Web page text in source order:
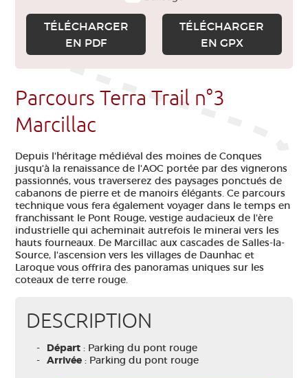
TÉLÉCHARGER
EN PDF
TÉLÉCHARGER
EN GPX
Parcours Terra Trail n°3
Marcillac
Depuis l'héritage médiéval des moines de Conques
jusqu'à la renaissance de l'AOC portée par des vignerons
passionnés, vous traverserez des paysages ponctués de
cabanons de pierre et de manoirs élégants. Ce parcours
technique vous fera également voyager dans le temps en
franchissant le Pont Rouge, vestige audacieux de l'ère
industrielle qui acheminait autrefois le minerai vers les
hauts fourneaux. De Marcillac aux cascades de Salles-la-
Source, l'ascension vers les villages de Daunhac et
Laroque vous offrira des panoramas uniques sur les
coteaux de terre rouge.
DESCRIPTION
Départ : Parking du pont rouge
Arrivée : Parking du pont rouge